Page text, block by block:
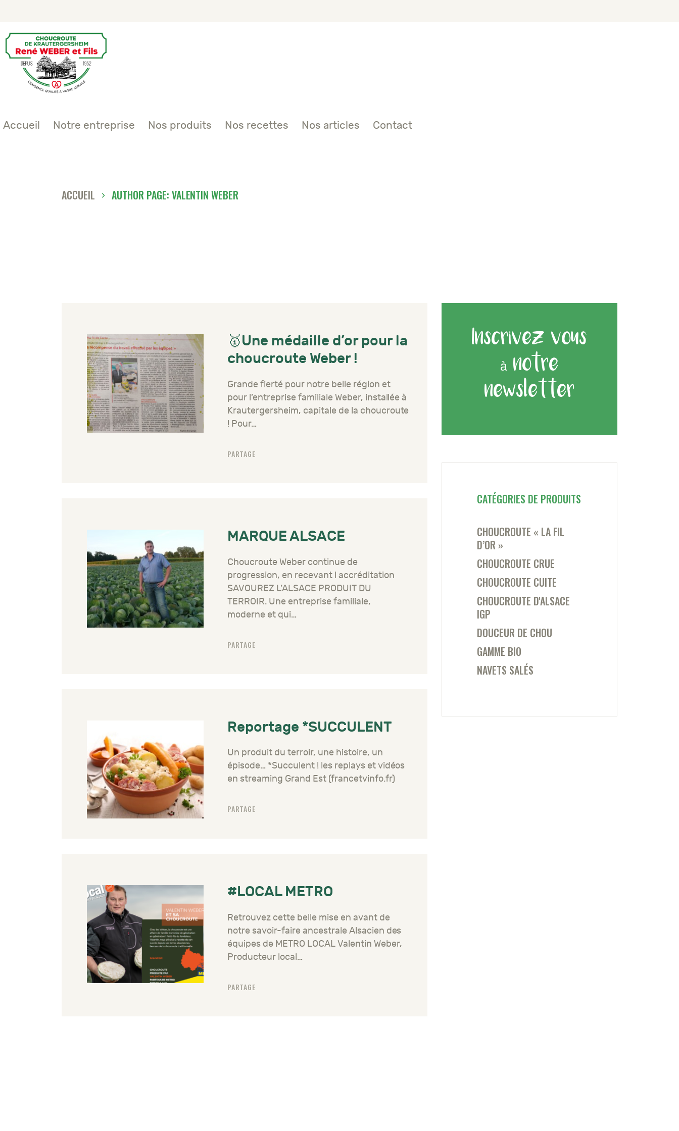
Accueil Notre entreprise Nos produits Nos recettes Nos articles Contact
ACCUEIL AUTHOR PAGE: VALENTIN WEBER
🥇Une médaille d’or pour la
choucroute Weber !
Grande fierté pour notre belle région et
pour l’entreprise familiale Weber, installée à
Krautergersheim, capitale de la choucroute
! Pour…
PARTAGE
MARQUE ALSACE
Choucroute Weber continue de
progression, en recevant l accréditation
SAVOUREZ L’ALSACE PRODUIT DU
TERROIR. Une entreprise familiale,
moderne et qui…
PARTAGE
Reportage *SUCCULENT
Un produit du terroir, une histoire, un
épisode… *Succulent ! les replays et vidéos
en streaming Grand Est (francetvinfo.fr)
PARTAGE
#LOCAL METRO
Retrouvez cette belle mise en avant de
notre savoir-faire ancestrale Alsacien des
équipes de METRO LOCAL Valentin Weber,
Producteur local…
PARTAGE
Inscrivez vous
à notre
newsletter
CATÉGORIES DE PRODUITS
CHOUCROUTE « LA FIL
D’OR »
CHOUCROUTE CRUE
CHOUCROUTE CUITE
CHOUCROUTE D'ALSACE
IGP
DOUCEUR DE CHOU
GAMME BIO
NAVETS SALÉS